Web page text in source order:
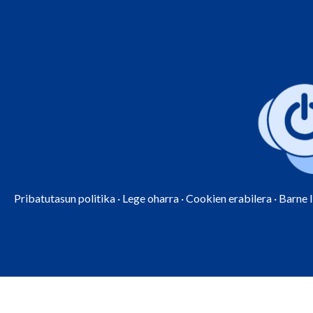
Pribatutasun politika · Lege oharra ·Cookien erabilera · Barne